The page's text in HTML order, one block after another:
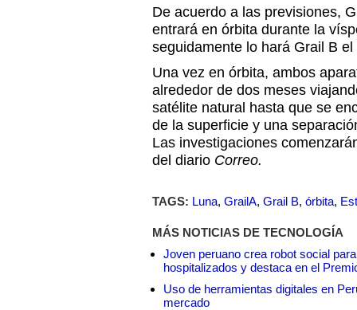
De acuerdo a las previsiones,
entrará en órbita durante la
seguidamente lo hará Grail B
Una vez en órbita, ambos
alrededor de dos meses
satélite natural hasta que se
de la superficie y una
Las investigaciones
del diario Correo.
TAGS: Luna, GrailA, Grail B, órbita,
MÁS NOTICIAS DE TECNOLOGÍA
Joven peruano crea robot social
hospitalizados y destaca en el
Uso de herramientas digitales en
mercado